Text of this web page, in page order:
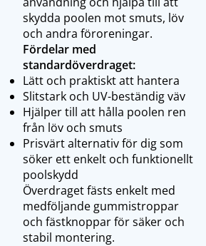
skydda poolen mot smuts, löv
och andra föroreningar.
Fördelar med
standardöverdraget:
Lätt och praktiskt att hantera
Slitstark och UV-beständig väv
Hjälper till att hålla poolen ren
från löv och smuts
Prisvärt alternativ för dig som
söker ett enkelt och funktionellt
poolskydd
Överdraget fästs enkelt med
medföljande gummistroppar
och fästknoppar för säker och
stabil montering.